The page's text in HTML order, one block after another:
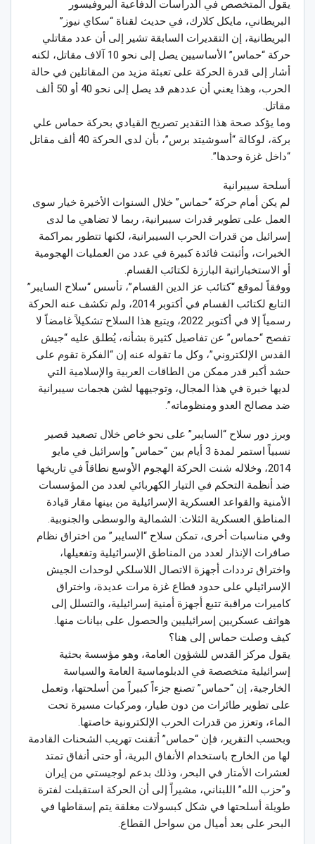
يقول المتخصص في الدراسات الدفاعية البروفيسور
البريطاني، مايكل كلارك، في حديث لقناة “سكاي نيوز”
البريطانية، إن التقديرات السابقة تشير إلى أن عدد مقاتلي
حركة “حماس” الأساسيين يصل إلى نحو 10 آلاف مقاتل، لكنه
أشار إلى قدرة الحركة على تعبئة مزيد من المقاتلين في حالة
الحرب، وهذا يعني أن عددهم قد يصل إلى نحو 40 أو 50 ألف
مقاتل.
وما يؤكد صحة هذا التقدير تصريح القيادي بحركة حماس علي
بركة، لوكالة “أسوشيتد برس”، بأن لدى الحركة 40 ألف مقاتل
“داخل غزة وحدها”.
أسلحة سيبرانية
لم يكن أمام حركة “حماس” خلال السنوات الأخيرة خيار سوى
العمل على تطوير قدرات سيبرانية، ربما لا تضاهي ما لدى
إسرائيل من قدرات الحرب السيبرانية، لكنها تتطور بمراكمة
الخبرات، وأثبتت فائدة كبيرة في عدد من العمليات الهجومية
أو الاستخباراتية البارزة لكتائب القسام.
ووفقاً لموقع “كتائب عز الدين القسام”، تأسس “سلاح السايبر”
التابع لكتائب القسام في أكتوبر 2014، ولم تكشف عنه الحركة
رسمياً إلا في أكتوبر 2022، ويتبع هذا السلاح تشكيلاً غامضاً لا
تفصح “حماس” عن تفاصيل كثيرة بشأنه، يُطلق عليه “جيش
القدس الإلكتروني”، وكل ما تقوله عنه إن “الفكرة تقوم على
حشد أكبر قدر ممكن من الطاقات العربية والإسلامية التي
لديها خبرة في هذا المجال، وتوجيهها لشن هجمات سيبرانية
ضد مصالح العدو ومنظوماته”.
وبرز دور سلاح “السايبر” على نحو خاص خلال تصعيد قصير
نسبياً استمر لمدة 3 أيام بين “حماس” وإسرائيل في مايو
2014، وخلاله شنت الحركة الهجوم الأوسع نطاقاً في تاريخها
ضد أنظمة التحكم في التيار الكهربائي لعدد من المؤسسات
الأمنية والقواعد العسكرية الإسرائيلية من بينها مقار قيادة
المناطق العسكرية الثلاث: الشمالية والوسطى والجنوبية.
وفي مناسبات أخرى، تمكن سلاح “السايبر” من اختراق نظام
صافرات الإنذار لعدد من المناطق الإسرائيلية وتفعيلها،
واختراق ترددات أجهزة الاتصال اللاسلكي لوحدات الجيش
الإسرائيلي على حدود قطاع غزة مرات عديدة، واختراق
كاميرات مراقبة تتبع أجهزة أمنية إسرائيلية، والتسلل إلى
هواتف عسكريين إسرائيليين والحصول على بيانات منها.
كيف وصلت حماس إلى هنا؟
يقول مركز القدس للشؤون العامة، وهو مؤسسة بحثية
إسرائيلية متخصصة في الدبلوماسية العامة والسياسة
الخارجية، إن “حماس” تصنع جزءاً كبيراً من أسلحتها، وتعمل
على تطوير طائرات من دون طيار، ومركبات مسيرة تحت
الماء، وتعزز من قدرات الحرب الإلكترونية خاصتها.
وبحسب التقرير، فإن “حماس” أتقنت تهريب الشحنات القادمة
لها من الخارج باستخدام الأنفاق البرية، أو حتى أنفاق تمتد
لعشرات الأمتار في البحر، وذلك بدعم لوجيستي من إيران
و”حزب الله” اللبناني، مشيراً إلى أن الحركة استقبلت لفترة
طويلة أسلحتها في شكل كبسولات مغلقة يتم إسقاطها في
البحر على بعد أميال من سواحل القطاع.